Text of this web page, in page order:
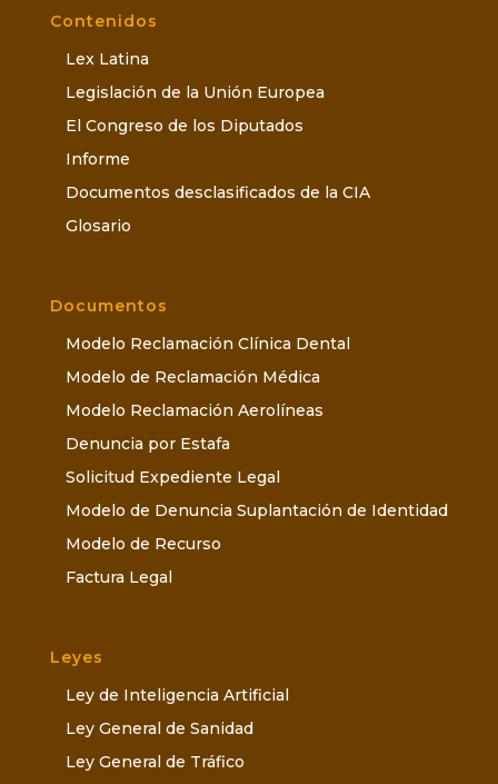
Contenidos
Lex Latina
Legislación de la Unión Europea
El Congreso de los Diputados
Informe
Documentos desclasificados de la CIA
Glosario
Documentos
Modelo Reclamación Clínica Dental
Modelo de Reclamación Médica
Modelo Reclamación Aerolíneas
Denuncia por Estafa
Solicitud Expediente Legal
Modelo de Denuncia Suplantación de Identidad
Modelo de Recurso
Factura Legal
Leyes
Ley de Inteligencia Artificial
Ley General de Sanidad
Ley General de Tráfico